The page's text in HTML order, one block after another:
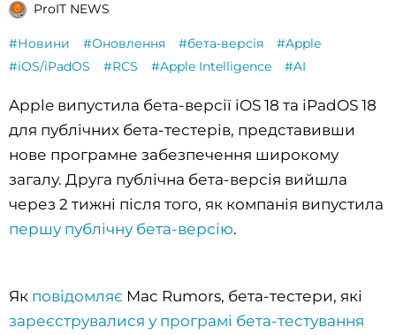
ProIT NEWS
#Новини #Оновлення #бета-версія
#Apple
#iOS/iPadOS
#RCS #Apple Intelligence #AI
Apple випустила бета-версії iOS 18 та iPadOS 18
для публічних бета-тестерів, представивши
нове програмне забезпечення широкому
загалу. Друга публічна бета-версія вийшла
через 2 тижні після того, як компанія випустила
першу публічну бета-версію.
Як повідомляє Mac Rumors, бета-тестери, які
зареєструвалися у програмі бета-тестування